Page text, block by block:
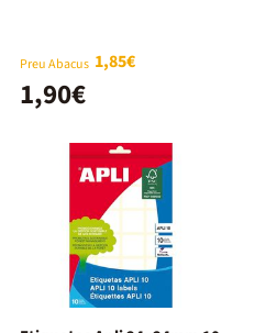
Preu Abacus 1,85€
1,90€